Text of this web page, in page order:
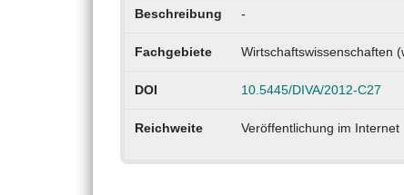
Beschreibung -
Fachgebiete Wirtschaftswissenschaften
DOI 10.5445/DIVA/2012-C27
Reichweite Veröffentlichung im Internet